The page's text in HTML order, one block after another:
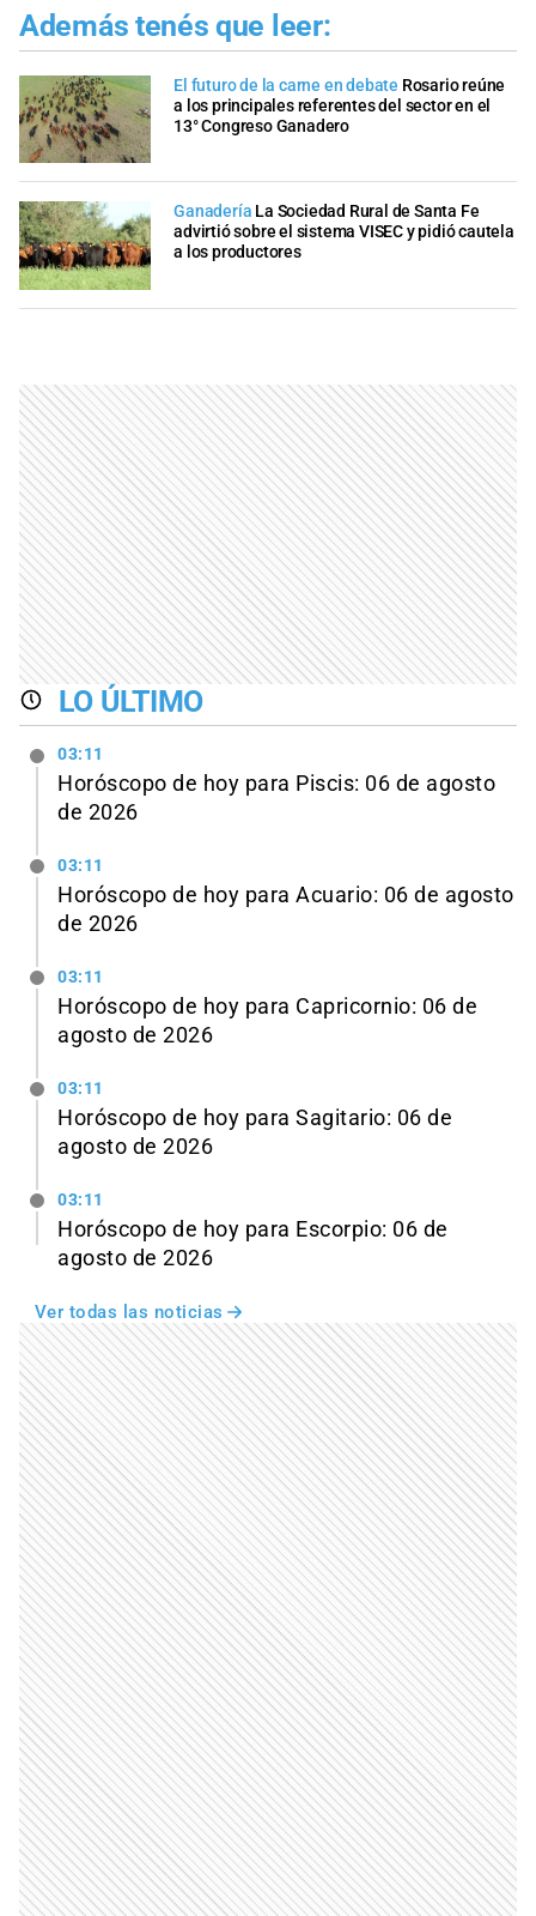
Además tenés que leer:
El futuro de la carne en debate Rosario reúne
a los principales referentes del sector en el
13° Congreso Ganadero
Ganadería La Sociedad Rural de Santa Fe
advirtió sobre el sistema VISEC y pidió cautela
a los productores
LO ÚLTIMO
03:11
Horóscopo de hoy para Piscis: 06 de agosto
de 2026
03:11
Horóscopo de hoy para Acuario: 06 de agosto
de 2026
03:11
Horóscopo de hoy para Capricornio: 06 de
agosto de 2026
03:11
Horóscopo de hoy para Sagitario: 06 de
agosto de 2026
03:11
Horóscopo de hoy para Escorpio: 06 de
agosto de 2026
Ver todas las noticias